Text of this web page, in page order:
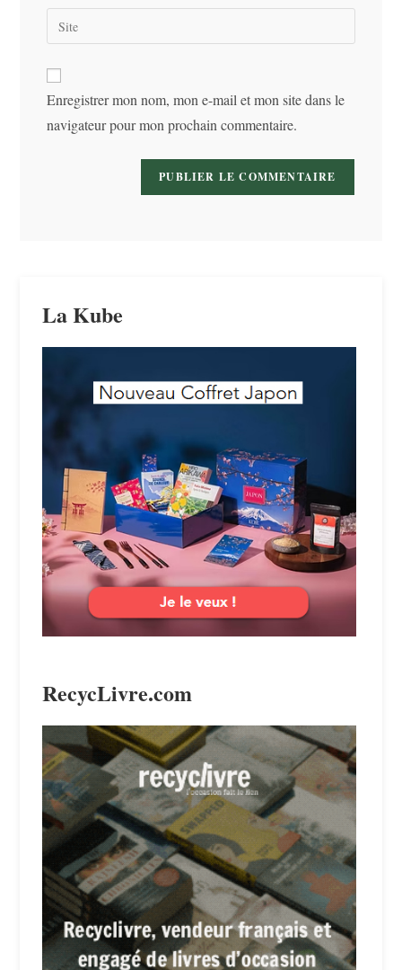
comment
email
address
Saisir
l’URL
votre
site
(facultatif)
Enregistrer mon nom, mon e-mail et mon site dans le
navigateur pour mon prochain commentaire.
La Kube
RecycLivre.com